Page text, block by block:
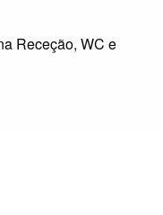
Receção, WC e